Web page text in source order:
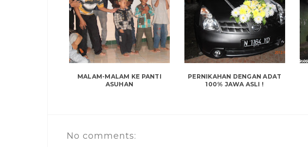
MALAM-MALAM KE PANTI
ASUHAN
PERNIKAHAN DENGAN ADAT
100% JAWA ASLI !
No comments: